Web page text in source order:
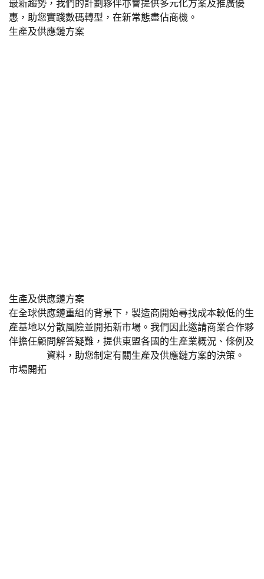
最新趨勢，我們的計劃夥伴亦會提供多元化方案及推廣優
惠，助您實踐數碼轉型，在新常態盡佔商機。
生產及供應鏈方案
生產及供應鏈方案
在全球供應鏈重組的背景下，製造商開始尋找成本較低的生
產基地以分散風險並開拓新市場。我們因此邀請商業合作夥
伴擔任顧問解答疑難，提供東盟各國的生產業概況、條例及
資料，助您制定有關生產及供應鏈方案的決策。
市場開拓